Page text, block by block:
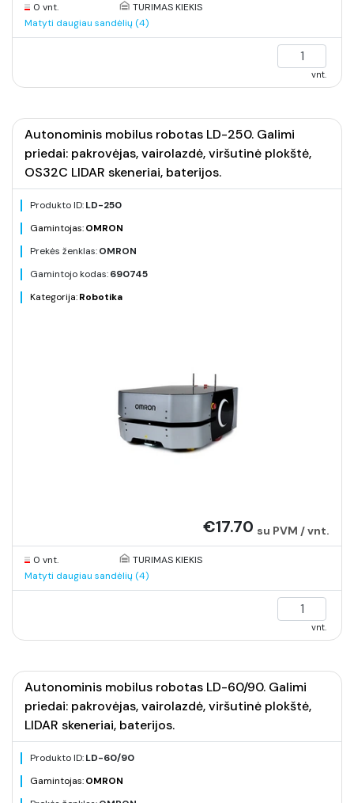
0 vnt.
TURIMAS KIEKIS
Matyti daugiau sandėlių (4)
vnt.
Autonominis mobilus robotas LD-250. Galimi
priedai: pakrovėjas, vairolazdė, viršutinė plokštė,
OS32C LIDAR skeneriai, baterijos.
Produkto ID:LD-250
Gamintojas:OMRON
Prekės ženklas:OMRON
Gamintojo kodas:690745
Kategorija:Robotika
€17.70 su PVM / vnt.
0 vnt.
TURIMAS KIEKIS
Matyti daugiau sandėlių (4)
vnt.
Autonominis mobilus robotas LD-60/90. Galimi
priedai: pakrovėjas, vairolazdė, viršutinė plokštė,
LIDAR skeneriai, baterijos.
Produkto ID:LD-60/90
Gamintojas:OMRON